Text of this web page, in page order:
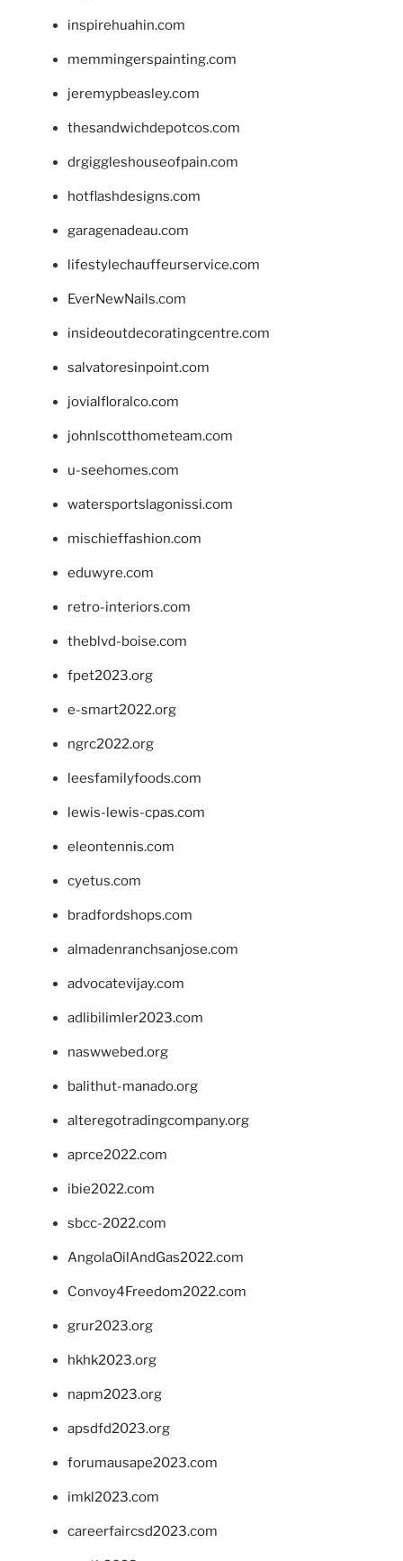
inspirehuahin.com
memmingerspainting.com
jeremypbeasley.com
thesandwichdepotcos.com
drgiggleshouseofpain.com
hotflashdesigns.com
garagenadeau.com
lifestylechauffeurservice.com
EverNewNails.com
insideoutdecoratingcentre.com
salvatoresinpoint.com
jovialfloralco.com
johnlscotthometeam.com
u-seehomes.com
watersportslagonissi.com
mischieffashion.com
eduwyre.com
retro-interiors.com
theblvd-boise.com
fpet2023.org
e-smart2022.org
ngrc2022.org
leesfamilyfoods.com
lewis-lewis-cpas.com
eleontennis.com
cyetus.com
bradfordshops.com
almadenranchsanjose.com
advocatevijay.com
adlibilimler2023.com
naswwebed.org
balithut-manado.org
alteregotradingcompany.org
aprce2022.com
ibie2022.com
sbcc-2022.com
AngolaOilAndGas2022.com
Convoy4Freedom2022.com
grur2023.org
hkhk2023.org
napm2023.org
apsdfd2023.org
forumausape2023.com
imkl2023.com
careerfaircsd2023.com